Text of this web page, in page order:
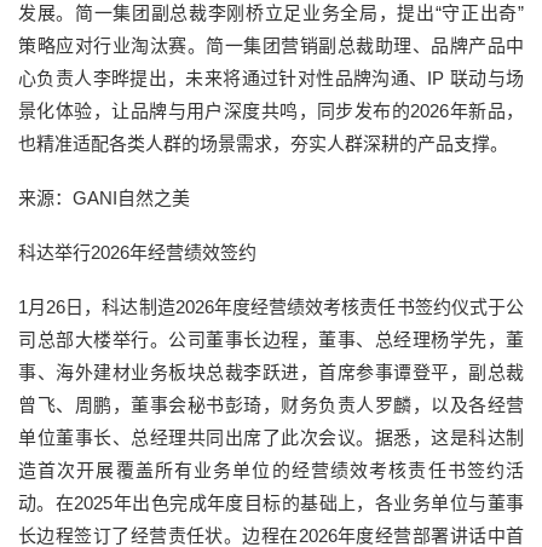
发展。简一集团副总裁李刚桥立足业务全局，提出“守正出奇”
策略应对行业淘汰赛。简一集团营销副总裁助理、品牌产品中
心负责人李晔提出，未来将通过针对性品牌沟通、IP 联动与场
景化体验，让品牌与用户深度共鸣，同步发布的2026年新品，
也精准适配各类人群的场景需求，夯实人群深耕的产品支撑。
来源：GANI自然之美
科达举行2026年经营绩效签约
1月26日，科达制造2026年度经营绩效考核责任书签约仪式于公
司总部大楼举行。公司董事长边程，董事、总经理杨学先，董
事、海外建材业务板块总裁李跃进，首席参事谭登平，副总裁
曾飞、周鹏，董事会秘书彭琦，财务负责人罗麟，以及各经营
单位董事长、总经理共同出席了此次会议。据悉，这是科达制
造首次开展覆盖所有业务单位的经营绩效考核责任书签约活
动。在2025年出色完成年度目标的基础上，各业务单位与董事
长边程签订了经营责任状。边程在2026年度经营部署讲话中首